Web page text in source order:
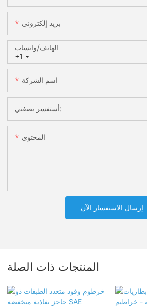
بريد إلكتروني
+1
الهاتف/واتساب
اسم الشركة
أستفسر بصفتي:
المحتوى
إرسال الاستفسار الآن
المنتجات ذات الصلة